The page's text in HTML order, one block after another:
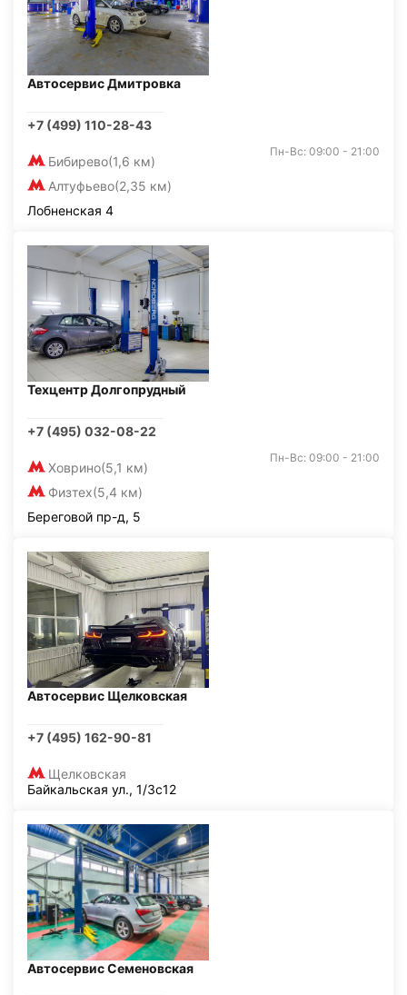
Автосервис Дмитровка
+7 (499) 110-28-43
Бибирево(1,6 км)
Алтуфьево(2,35 км)
Пн-Вс: 09:00 - 21:00
Лобненская 4
Техцентр Долгопрудный
+7 (495) 032-08-22
Ховрино(5,1 км)
Физтех(5,4 км)
Пн-Вс: 09:00 - 21:00
Береговой пр-д, 5
Автосервис Щелковская
+7 (495) 162-90-81
Щелковская
Байкальская ул., 1/3с12
Автосервис Семеновская